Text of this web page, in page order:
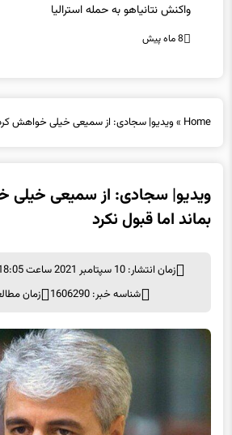
واکنش نتانیاهو به حمله استرالیا
8 ماه پیش
Home
» ویدیو| سجادی: از سمیعی خیلی خواهش
ویدیو| سجادی: از سمیعی خیلی
بماند اما قبول نکرد
زمان انتشار: 10 سپتامبر 2021 ساعت 18:05
شناسه خبر: 1606290
زمان مطالعه: 1